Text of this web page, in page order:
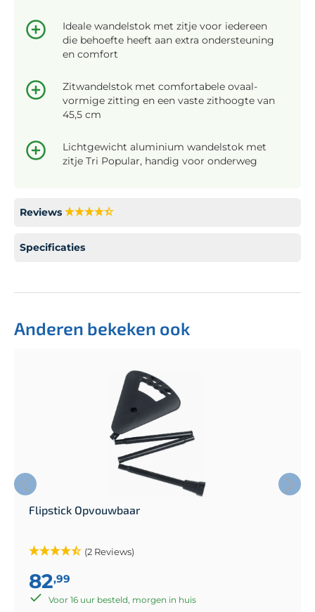
Ideale wandelstok met zitje voor iedereen
die behoefte heeft aan extra ondersteuning
en comfort
Zitwandelstok met comfortabele ovaal-
vormige zitting en een vaste zithoogte van
45,5 cm
Lichtgewicht aluminium wandelstok met
zitje Tri Popular, handig voor onderweg
Reviews
Specificaties
Anderen bekeken ook
Flipstick Opvouwbaar
(2 Reviews)
82,99
Voor 16 uur besteld, morgen in huis